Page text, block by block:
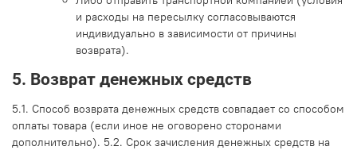
и расходы на пересылку согласовываются
индивидуально в зависимости от причины
возврата).
5. Возврат денежных средств
5.1. Способ возврата денежных средств совпадает со способом
оплаты товара (если иное не оговорено сторонами
дополнительно). 5.2. Срок зачисления денежных средств на